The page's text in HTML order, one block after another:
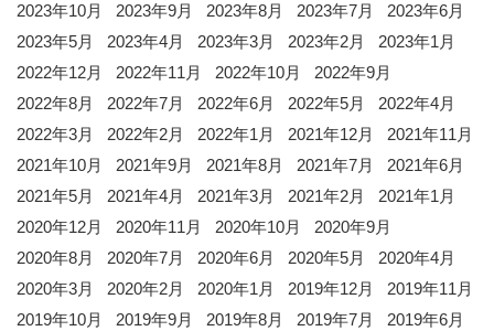
2023年10月
2023年9月 2023年8月 2023年7月
2023年6月
2023年5月
2023年4月 2023年3月 2023年2月
2023年1月
2022年12月
2022年11月 2022年10月
2022年9月
2022年8月
2022年7月 2022年6月 2022年5月
2022年4月
2022年3月
2022年2月 2022年1月 2021年12月
2021年11月
2021年10月
2021年9月 2021年8月 2021年7月
2021年6月
2021年5月
2021年4月 2021年3月 2021年2月
2021年1月
2020年12月
2020年11月 2020年10月
2020年9月
2020年8月
2020年7月 2020年6月 2020年5月
2020年4月
2020年3月
2020年2月 2020年1月 2019年12月
2019年11月
2019年10月
2019年9月 2019年8月 2019年7月
2019年6月